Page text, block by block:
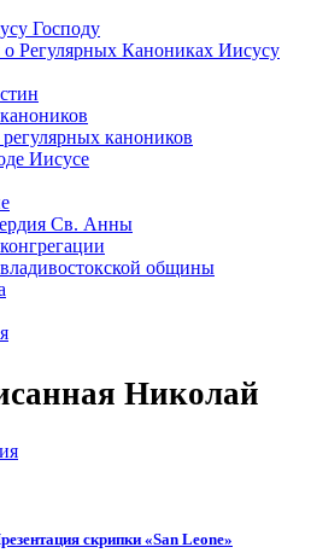
Господу
Регулярных Канониках Иисусу
каноников
Иисусе
Св. Анны
общины
Николай
скрипки «San Leone»